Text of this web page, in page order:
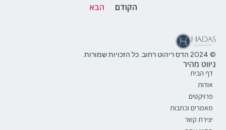
הקודם הבא
© 2024 הדס ריהוט רחוב. כל הזכויות שמורות.
ניווט מהיר
דף הבית
אודות
פרויקטים
מאמרים וכתבות
יצירת קשר